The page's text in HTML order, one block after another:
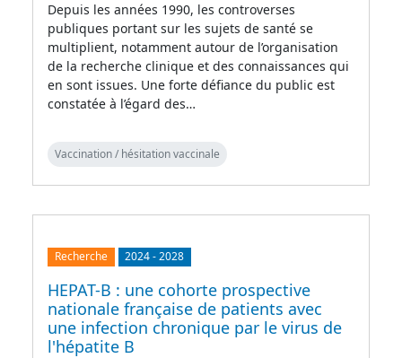
Depuis les années 1990, les controverses
publiques portant sur les sujets de santé se
multiplient, notamment autour de l’organisation
de la recherche clinique et des connaissances qui
en sont issues. Une forte défiance du public est
constatée à l’égard des…
Vaccination / hésitation vaccinale
Recherche 2024-2028
HEPAT-B : une cohorte prospective
nationale française de patients avec
une infection chronique par le virus de
l'hépatite B